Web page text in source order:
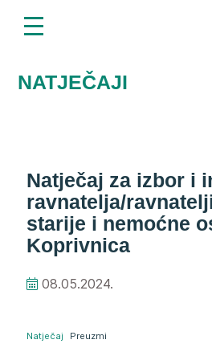
uključuje
sustav
NATJEČAJI
Natječaj za izbor i
ravnatelja/
starije i nemoćne
Koprivnica
08.05.2024.
Natječaj Preuzmi